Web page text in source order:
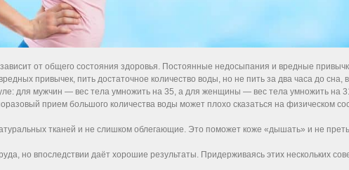
от общего состояния здоровья. Постоянные недосыпания и вредные
привычек, пить достаточное количество воды, но не пить за два часа до
для мужчин — вес тела умножить на 35, а для женщины — вес тела умножить на
прием большого количества воды может плохо сказаться на физическом
тканей и не слишком облегающие. Это поможет коже «дышать» и не
но впоследствии даёт хорошие результаты. Придерживаясь этих нескольких